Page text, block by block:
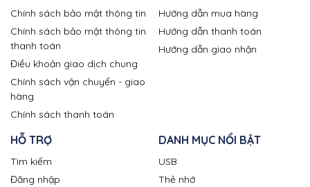
Chính sách bảo mật thông tin
Chính sách bảo mật thông tin
thanh toán
Điều khoản giao dịch chung
Chính sách vận chuyển - giao
hàng
Chính sách thanh toán
Hướng dẫn mua hàng
Hướng dẫn thanh toán
Hướng dẫn giao nhận
HỖ TRỢ
Tìm kiếm
Đăng nhập
DANH MỤC NỔI BẬT
USB
Thẻ nhớ